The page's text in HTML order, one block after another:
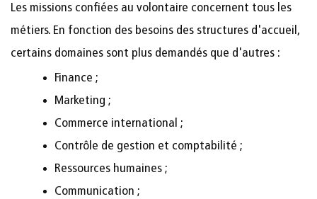
Les missions confiées au volontaire concernent tous les
métiers. En fonction des besoins des structures d'accueil,
certains domaines sont plus demandés que d'autres :
Finance ;
Marketing ;
Commerce international ;
Contrôle de gestion et comptabilité ;
Ressources humaines ;
Communication ;